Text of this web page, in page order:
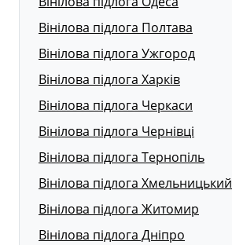
Вінілова підлога Полтава
Вінілова підлога Ужгород
Вінілова підлога Харків
Вінілова підлога Черкаси
Вінілова підлога Чернівці
Вінілова підлога Тернопіль
Вінілова підлога Хмельницький
Вінілова підлога Житомир
Вінілова підлога Дніпро